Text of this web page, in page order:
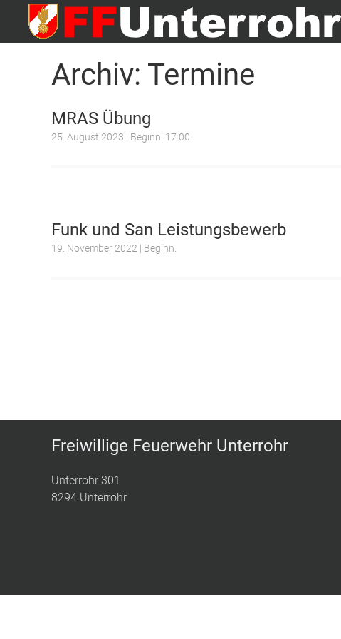
FF Unterrohr
Website der FF Unterrohr
Archiv: Termine
MRAS Übung
25. August 2023 | Beginn: 17:00
Funk und San Leistungsbewerb
19. November 2022 | Beginn:
Freiwillige Feuerwehr Unterrohr
Unterrohr 301
8294 Unterrohr